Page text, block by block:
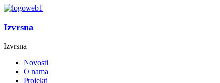
Izvrsna
Izvrsna
Novosti
O nama
Projekti